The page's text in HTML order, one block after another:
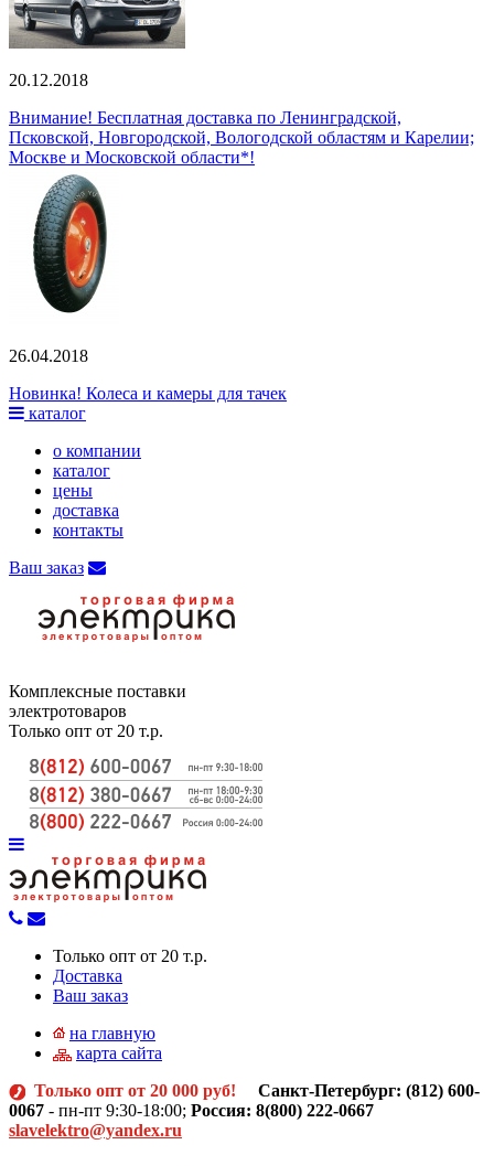
20.12.2018
Внимание! Бесплатная доставка по Ленинградской,
Псковской, Новгородской, Вологодской областям и Карелии;
Москве и Московской области*!
26.04.2018
Новинка! Колеса и камеры для тачек
каталог
о компании
каталог
цены
доставка
контакты
Ваш заказ
Комплексные поставки
электротоваров
Только опт от 20 т.р.
Только опт от 20 т.р.
Доставка
Ваш заказ
на главную
карта сайта
Только опт от 20 000 руб! Санкт-Петербург: (812) 600-
0067 - пн-пт 9:30-18:00; Россия: 8(800) 222-0667
slavelektro@yandex.ru